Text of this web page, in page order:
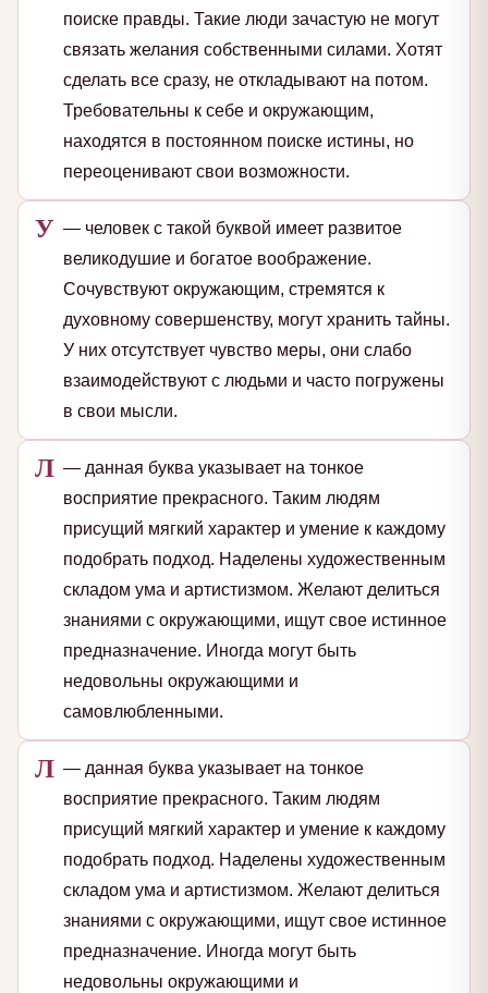
поиске правды. Такие люди зачастую не могут
связать желания собственными силами. Хотят
сделать все сразу, не откладывают на потом.
Требовательны к себе и окружающим,
находятся в постоянном поиске истины, но
переоценивают свои возможности.
У — человек с такой буквой имеет развитое
великодушие и богатое воображение.
Сочувствуют окружающим, стремятся к
духовному совершенству, могут хранить тайны.
У них отсутствует чувство меры, они слабо
взаимодействуют с людьми и часто погружены
в свои мысли.
Л — данная буква указывает на тонкое
восприятие прекрасного. Таким людям
присущий мягкий характер и умение к каждому
подобрать подход. Наделены художественным
складом ума и артистизмом. Желают делиться
знаниями с окружающими, ищут свое истинное
предназначение. Иногда могут быть
недовольны окружающими и
самовлюбленными.
Л — данная буква указывает на тонкое
восприятие прекрасного. Таким людям
присущий мягкий характер и умение к каждому
подобрать подход. Наделены художественным
складом ума и артистизмом. Желают делиться
знаниями с окружающими, ищут свое истинное
предназначение. Иногда могут быть
недовольны окружающими и